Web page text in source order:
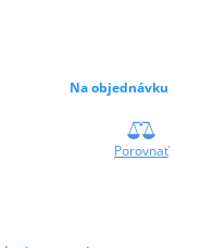
Na objednávku
Porovnať